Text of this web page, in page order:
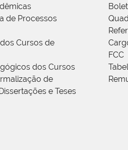
de Processos
Cursos de
dos Cursos
de
e Teses
FCC